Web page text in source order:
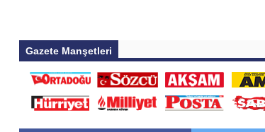
Gazete Manşetleri